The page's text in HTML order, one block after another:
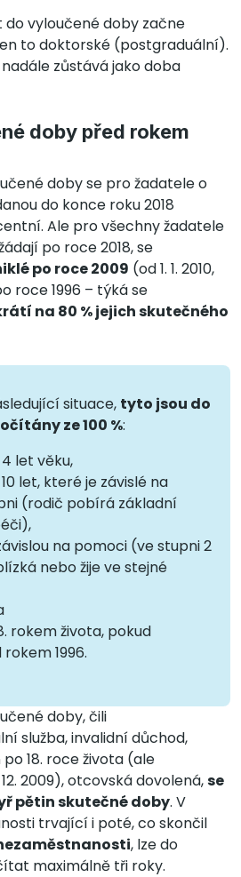
do vyloučené doby začne
to doktorské (postgraduální).
zůstává jako doba
doby před rokem
doby se pro žadatele o
do konce roku 2018
Ale pro všechny žadatele
po roce 2018, se
po roce 2009 (od 1. 1. 2010,
roce 1996 – týká se
na 80 % jejich skutečného
situace, tyto jsou do
ze 100 %:
let věku,
let, které je závislé na
(rodič pobírá základní
na pomoci (ve stupni 2
nebo žije ve stejné
rokem života, pokud
1996.
doby, čili
služba, invalidní důchod,
18. roce života (ale
2009), otcovská dovolená,se
pětin skutečné doby. V
trvající i poté, co skončil
, lze do
maximálně tři roky.